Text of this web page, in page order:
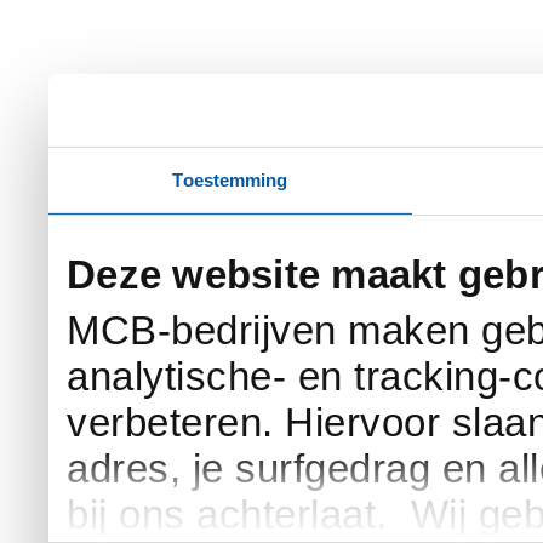
Toestemming
Deze website maakt
MCB-bedrijven maken
analytische- en tracking-
verbeteren. Hiervoor
adres, je surfgedrag en
bij ons achterlaat. Wij